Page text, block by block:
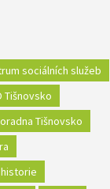
sociálních služeb
Tišnovsko
Tišnovsko
historie